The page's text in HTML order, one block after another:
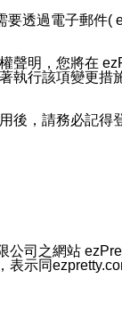
要透過電子郵件(
明，您將在
行該項變更
，請務必記
通知型訊息。
被傳送。滿足以
司之網站
示同